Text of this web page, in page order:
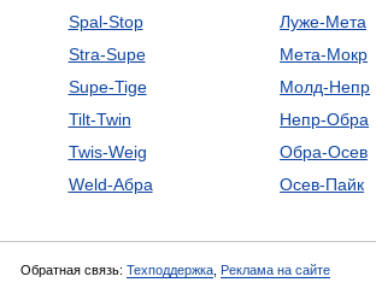
Spal-Stop
Stra-Supe
Supe-Tige
Tilt-Twin
Twis-Weig
Weld-Абра
Луже-Мета
Мета-Мокр
Молд-Непр
Непр-Обра
Обра-Осев
Осев-Пайк
Обратная связь: Техподдержка Реклама на сайте